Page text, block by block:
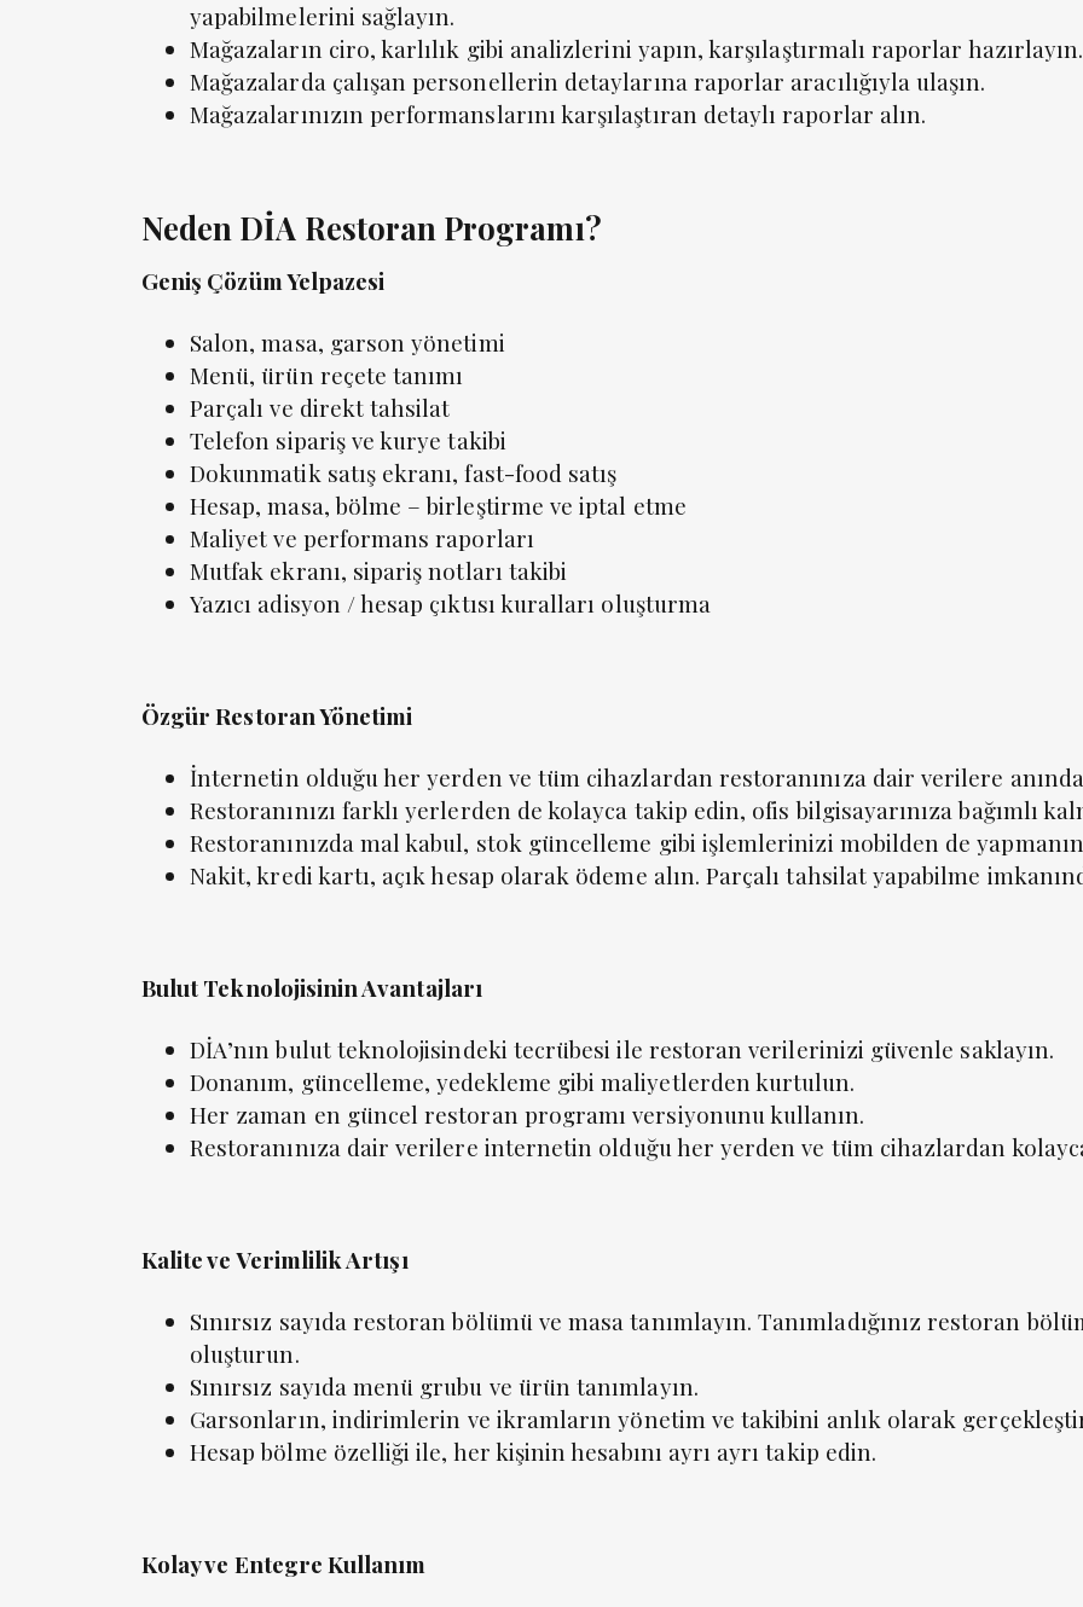
yapabilmelerini sağlayın.
Mağazaların ciro, karlılık gibi analizlerini yapın, karşılaştırmalı raporlar hazırlayın.
Mağazalarda çalışan personellerin detaylarına raporlar aracılığıyla ulaşın.
Mağazalarınızın performanslarını karşılaştıran detaylı raporlar alın.
Neden DİA Restoran Programı?
Geniş Çözüm Yelpazesi
Salon, masa, garson yönetimi
Menü, ürün reçete tanımı
Parçalı ve direkt tahsilat
Telefon sipariş ve kurye takibi
Dokunmatik satış ekranı, fast-food satış
Hesap, masa, bölme – birleştirme ve iptal etme
Maliyet ve performans raporları
Mutfak ekranı, sipariş notları takibi
Yazıcı adisyon / hesap çıktısı kuralları oluşturma
Özgür Restoran Yönetimi
İnternetin olduğu her yerden ve tüm cihazlardan restoranınıza dair verilere
Restoranınızı farklı yerlerden de kolayca takip edin, ofis bilgisayarınıza bağımlı
Restoranınızda mal kabul, stok güncelleme gibi işlemlerinizi mobilden de yapmanın
Nakit, kredi kartı, açık hesap olarak ödeme alın. Parçalı tahsilat yapabilme
Bulut Teknolojisinin Avantajları
DİA’nın bulut teknolojisindeki tecrübesi ile restoran verilerinizi güvenle saklayın.
Donanım, güncelleme, yedekleme gibi maliyetlerden kurtulun.
Her zaman en güncel restoran programı versiyonunu kullanın.
Restoranınıza dair verilere internetin olduğu her yerden ve tüm cihazlardan
Kalite ve Verimlilik Artışı
Sınırsız sayıda restoran bölümü ve masa tanımlayın. Tanımladığınız restoran
oluşturun.
Sınırsız sayıda menü grubu ve ürün tanımlayın.
Garsonların, indirimlerin ve ikramların yönetim ve takibini anlık olarak
Hesap bölme özelliği ile, her kişinin hesabını ayrı ayrı takip edin.
Kolay ve Entegre Kullanım